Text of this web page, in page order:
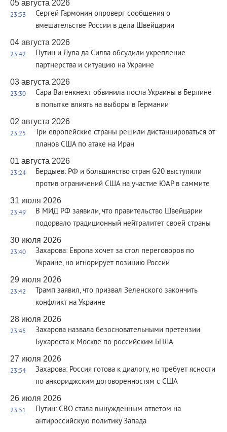
05 августа 2026
23:53
Сергей Гармонин опроверг сообщения о
вмешательстве России в дела Швейцарии
04 августа 2026
23:42
Путин и Лула да Силва обсудили укрепление
партнерства и ситуацию на Украине
03 августа 2026
23:30
Сара Вагенкнехт обвинила посла Украины в Берлине
в попытке влиять на выборы в Германии
02 августа 2026
23:25
Три европейские страны решили дистанцироваться от
планов США по атаке на Иран
01 августа 2026
23:24
Бердыев: РФ и большинство стран G20 выступили
против ограничений США на участие ЮАР в саммите
31 июля 2026
23:49
В МИД РФ заявили, что правительство Швейцарии
подорвало традиционный нейтралитет своей страны
30 июля 2026
23:40
Захарова: Европа хочет за стол переговоров по
Украине, но игнорирует позицию России
29 июля 2026
23:42
Трамп заявил, что призвал Зеленского закончить
конфликт на Украине
28 июля 2026
23:45
Захарова назвала безосновательными претензии
Бухареста к Москве по российским БПЛА
27 июля 2026
23:54
Захарова: Россия готова к диалогу, но требует ясности
по анкориджским договоренностям с США
26 июля 2026
23:51
Путин: СВО стала вынужденным ответом на
антироссийскую политику Запада